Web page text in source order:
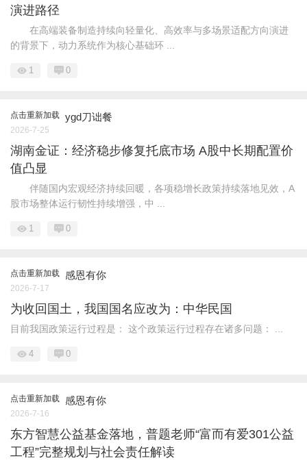
演进路径
在高端装备制造持续向轻量化、高效率与多场景适配方向演进
的背景下，动力系统作为核心基础环 ...
1 0
点击重新加载 ygd刀诎餐
2026-7-25
湖南金证：经济稳步修复托底市场 A股中长期配置价
值凸显
伴随国内宏观经济持续回暖，各项稳增长政策持续落地见效，A
股市场整体运行韧性持续增强，中 ...
1 0
点击重新加载 感恩有你
2026-7-17
为收回国土，我国国名应改为：中华民国
目前我国政策运行过程是： 这个政策运行过程存在诸多问题： ...
4 0
点击重新加载 感恩有你
2026-7-16
东方智慧公益基金落地，普题老师“富而有爱301公益
工程”完整规划与社会责任解读